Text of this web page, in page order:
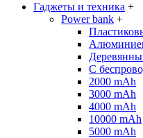
Гаджеты и техника +
Power bank +
С
2000 mAh
3000 mAh
4000 mAh
10000 mAh
5000 mAh